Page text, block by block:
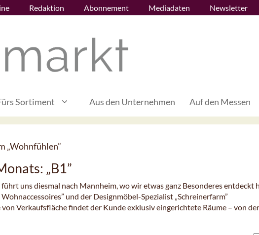
Redaktion Abonnement Mediadaten Newsletter
Sortiment Aus den Unternehmen Auf den Messen
„Wohnfühlen”
„B1”
uns diesmal nach Mannheim, wo wir etwas ganz Besonderes entdeckt
und der Designmöbel-Spezialist „Schreinerfarm”
Verkaufsfläche findet der Kunde exklusiv eingerichtete Räume – von